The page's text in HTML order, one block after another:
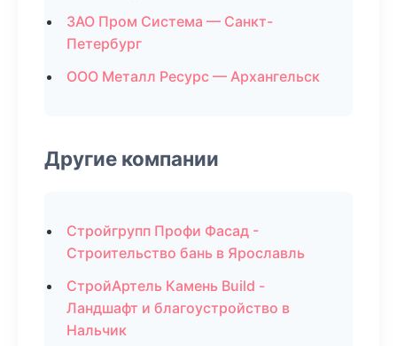
ЗАО Пром Система — Санкт-
Петербург
ООО Металл Ресурс — Архангельск
Другие компании
Стройгрупп Профи Фасад -
Строительство бань в Ярославль
СтройАртель Камень Build -
Ландшафт и благоустройство в
Нальчик